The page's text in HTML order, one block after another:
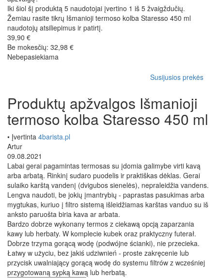
Iki šiol šį produktą 5 naudotojai įvertino 1 iš 5 žvaigždučių.
Žemiau rasite tikrų Išmanioji termoso kolba Staresso 450 ml
naudotojų atsiliepimus ir patirtį.
39,90 €
Be mokesčių: 32,98 €
Nebepasiekiama
Susijusios prekės
Produktų apžvalgos Išmanioji
termoso kolba Staresso 450 ml
• Įvertinta 4barista.pl
Artur
09.08.2021
Labai gerai pagamintas termosas su įdomia galimybe virti kavą
arba arbatą. Rinkinį sudaro puodelis ir praktiškas dėklas. Gerai
sulaiko karštą vandenį (dvigubos sienelės), nepraleidžia vandens.
Lengva naudoti, be jokių įmantrybių - paprastas pasukimas arba
mygtukas, kuriuo į filtro sistemą išleidžiamas karštas vanduo su iš
anksto paruošta biria kava ar arbata.
Bardzo dobrze wykonany termos z ciekawą opcją zaparzania
kawy lub herbaty. W komplecie kubek oraz praktyczny futerał.
Dobrze trzyma gorącą wodę (podwójne ścianki), nie przecieka.
Łatwy w użyciu, bez jakiś udziwnień - proste zakręcenie lub
przycisk uwalniający gorącą wodę do systemu filtrów z wcześniej
przygotowaną sypką kawą lub herbatą.